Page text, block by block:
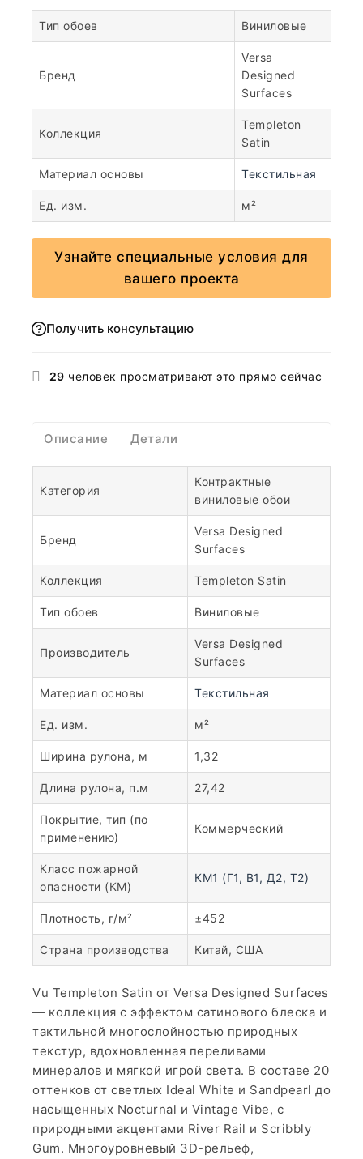
Тип обоев Виниловые
Бренд
Versa
Designed
Surfaces
Коллекция
Templeton
Satin
Материал основы Текстильная
Ед. изм. м²
Узнайте специальные условия для
вашего проекта
Получить консультацию
29 человек просматривают это прямо сейчас
Описание Детали
Категория
Контрактные
виниловые обои
Бренд
Versa Designed
Surfaces
Коллекция Templeton Satin
Тип обоев Виниловые
Производитель
Versa Designed
Surfaces
Материал основы Текстильная
Ед. изм. м²
Ширина рулона, м 1,32
Длина рулона, п.м 27,42
Покрытие, тип (по
применению)
Коммерческий
Класс пожарной
опасности (КМ)
КМ1 (Г1, В1, Д2, Т2)
Плотность, г/м² ±452
Страна производства Китай, США
Vu Templeton Satin от Versa Designed Surfaces
— коллекция с эффектом сатинового блеска и
тактильной многослойностью природных
текстур, вдохновленная переливами
минералов и мягкой игрой света. В составе 20
оттенков от светлых Ideal White и Sandpearl до
насыщенных Nocturnal и Vintage Vibe, с
природными акцентами River Rail и Scribbly
Gum. Многоуровневый 3D-рельеф,